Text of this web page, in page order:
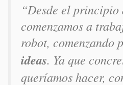
“Desde el principio
comenzamos a
robot, comenzando
ideas. Ya que
queríamos hacer,